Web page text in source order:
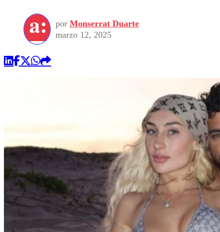
por Monserrat Duarte
marzo 12, 2025